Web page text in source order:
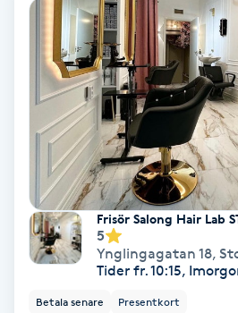
Ny frisyr
Olaplex
Olaplexbehandling
Ombre
Ombre brows
Ombre naglar
Frisör Salong Hair Lab
5
Ynglingagatan 18,
Tider fr. 10:15,
Betala senare Presentkort